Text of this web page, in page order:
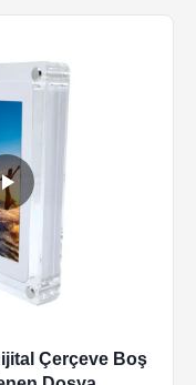
Çerçeve Boş